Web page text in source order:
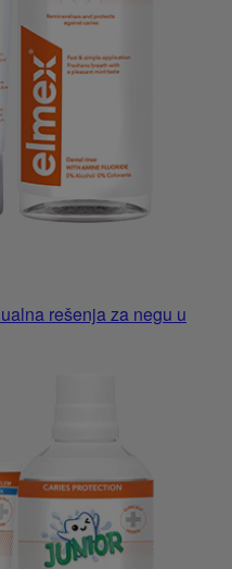
rešenja za negu u